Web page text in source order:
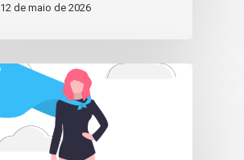
12 de maio de 2026